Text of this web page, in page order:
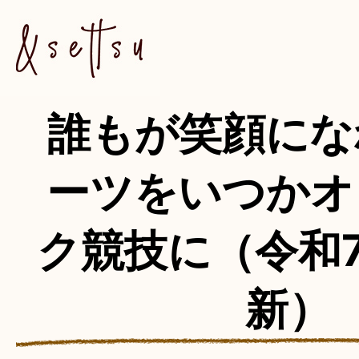
誰もが笑顔に
ーツをいつか
ク競技に（令和
新）